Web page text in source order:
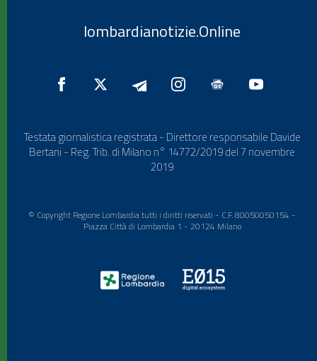
lombardianotizie.Online
Testata giornalistica registrata - Direttore responsabile Davide
Bertani - Reg. Trib. di Milano n° 14772/2019 del 7 novembre
2019
© Copyright Regione Lombardia tutti i diritti riservati - C.F. 80050050154 -
Piazza Città di Lombardia 1 - 20124 Milano